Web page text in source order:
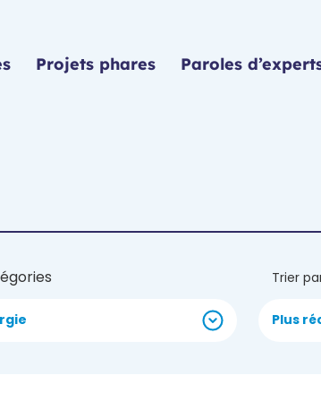
Projets phares Paroles
Trier
Plus